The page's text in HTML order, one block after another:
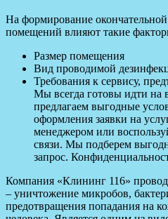
На формирование
помещений влияют такие
Размер помещения
Вид проводимой
Требования к сервису,
Мы всегда готовы идти на
предлагаем выгодные
оформления заявки на
менеджером или
связи. Мы подберем
запрос.
Компания «Клининг 116»
– уничтожение микробов,
предотвращения попадания на